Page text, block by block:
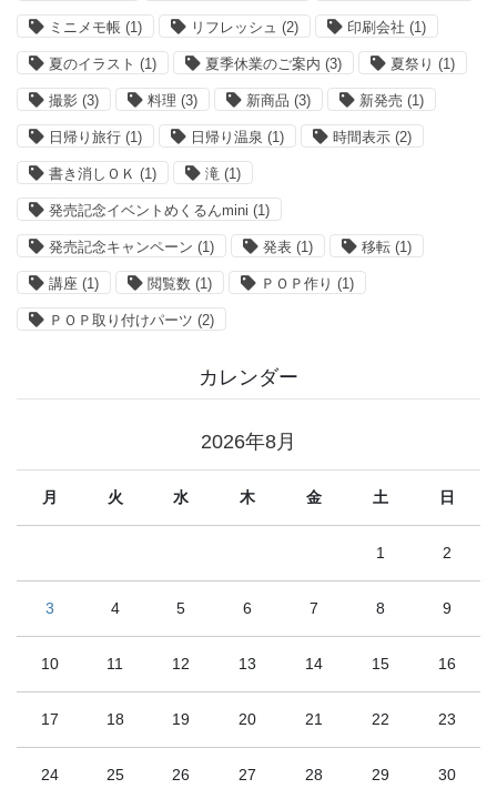
ミニメモ帳 (1) リフレッシュ (2) 印刷会社 (1)
夏のイラスト (1) 夏季休業のご案内 (3) 夏祭り (1)
撮影 (3) 料理 (3) 新商品 (3) 新発売 (1)
日帰り旅行 (1) 日帰り温泉 (1) 時間表示 (2)
書き消しＯＫ (1) 滝 (1)
発売記念イベントめくるんmini (1)
発売記念キャンペーン (1) 発表 (1) 移転 (1)
講座 (1) 閲覧数 (1) ＰＯＰ作り (1)
ＰＯＰ取り付けパーツ (2)
カレンダー
2026年8月
月 火 水 木 金 土 日
1 2
3 4 5 6 7 8 9
10 11 12 13 14 15 16
17 18 19 20 21 22 23
24 25 26 27 28 29 30